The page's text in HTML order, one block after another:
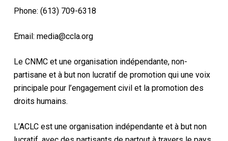
Phone: (613) 709-6318
Email: media@ccla.org
Le CNMC et une organisation indépendante, non-
partisane et à but non lucratif de promotion qui une voix
principale pour l’engagement civil et la promotion des
droits humains.
L’ACLC est une organisation indépendante et à but non